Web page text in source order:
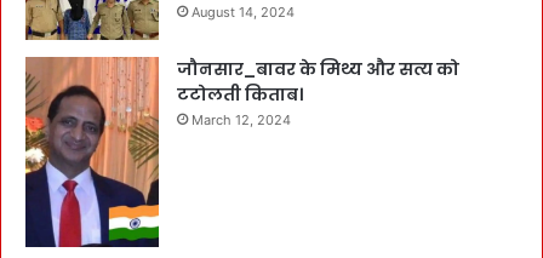
August 14, 2024
जौनसार_बावर के मिथ्य और सत्य को
टटोलती किताब।
March 12, 2024